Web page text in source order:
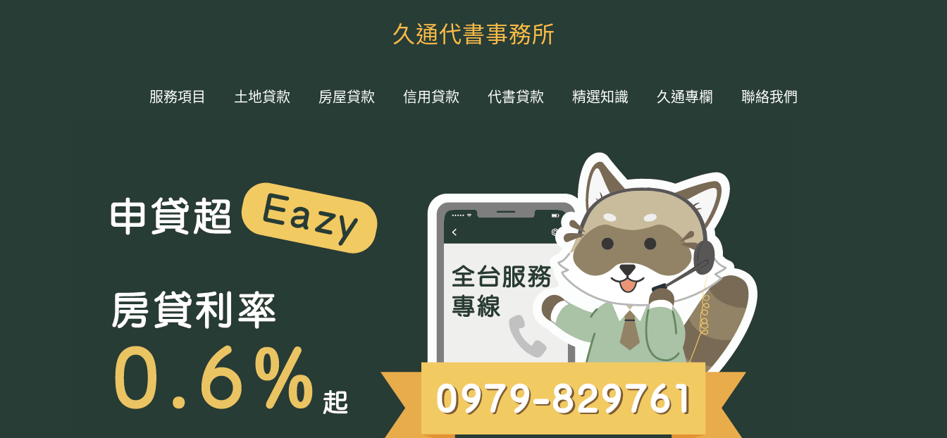
久通代書事務所
服務項目 土地貸款 房屋貸款 信用貸款 代書貸款 精選知識 久通專欄 聯絡我們